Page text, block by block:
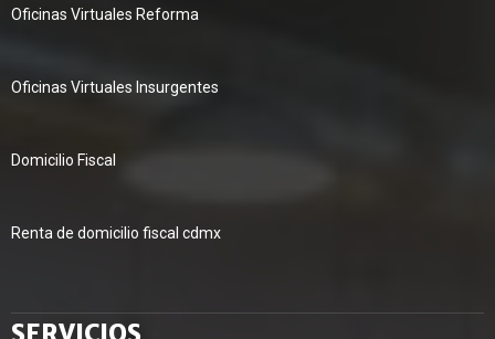
Oficinas Virtuales Reforma
Oficinas Virtuales Insurgentes
Domicilio Fiscal
Renta de domicilio fiscal cdmx